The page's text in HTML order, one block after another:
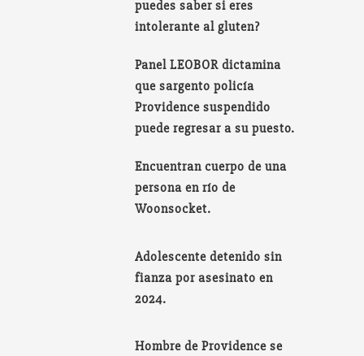
puedes saber si eres
intolerante al gluten?
Panel LEOBOR dictamina
que sargento policía
Providence suspendido
puede regresar a su puesto.
Encuentran cuerpo de una
persona en río de
Woonsocket.
Adolescente detenido sin
fianza por asesinato en
2024.
Hombre de Providence se